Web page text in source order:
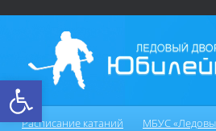
Открыть панель инструментов
Расписание катаний МБУС